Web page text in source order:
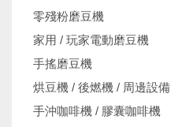
零殘粉磨豆機
家用 / 玩家電動磨豆機
手搖磨豆機
烘豆機 / 後燃機 / 周邊設備
手沖咖啡機 / 膠囊咖啡機